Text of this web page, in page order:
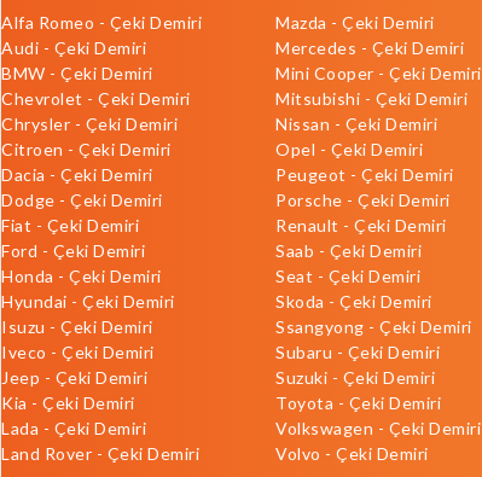
Alfa Romeo - Çeki Demiri
Audi - Çeki Demiri
BMW - Çeki Demiri
Chevrolet - Çeki Demiri
Chrysler - Çeki Demiri
Citroen - Çeki Demiri
Dacia - Çeki Demiri
Dodge - Çeki Demiri
Fiat - Çeki Demiri
Ford - Çeki Demiri
Honda - Çeki Demiri
Hyundai - Çeki Demiri
Isuzu - Çeki Demiri
Iveco - Çeki Demiri
Jeep - Çeki Demiri
Kia - Çeki Demiri
Lada - Çeki Demiri
Land Rover - Çeki Demiri
Mazda - Çeki Demiri
Mercedes - Çeki Demiri
Mini Cooper - Çeki Demiri
Mitsubishi - Çeki Demiri
Nissan - Çeki Demiri
Opel - Çeki Demiri
Peugeot - Çeki Demiri
Porsche - Çeki Demiri
Renault - Çeki Demiri
Saab - Çeki Demiri
Seat - Çeki Demiri
Skoda - Çeki Demiri
Ssangyong - Çeki Demiri
Subaru - Çeki Demiri
Suzuki - Çeki Demiri
Toyota - Çeki Demiri
Volkswagen - Çeki Demiri
Volvo - Çeki Demiri